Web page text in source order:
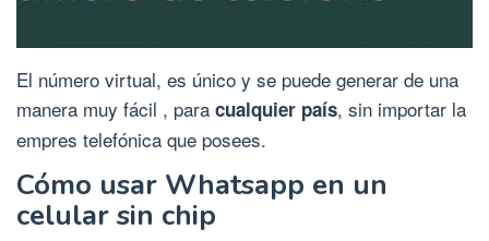
El número virtual, es único y se puede generar de una
manera muy fácil , para cualquier país, sin importar la
empres telefónica que posees.
Cómo usar Whatsapp en un
celular sin chip